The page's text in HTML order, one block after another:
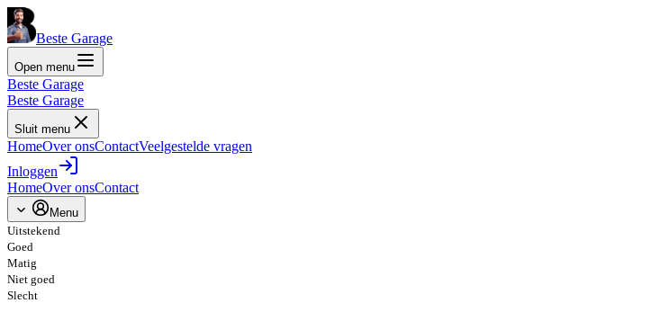
Beste Garage
Open menu
Beste Garage
Beste Garage
Sluit menu
HomeOver onsContactVeelgestelde vragen
Inloggen
HomeOver onsContact
Menu
Uitstekend
Goed
Matig
Niet goed
Slecht